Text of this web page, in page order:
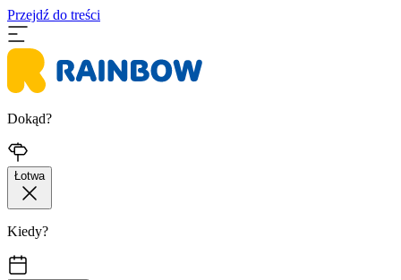
Przejdź do treści
Dokąd?
Łotwa
Kiedy?